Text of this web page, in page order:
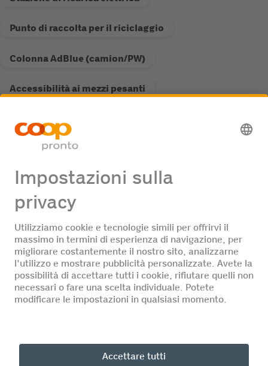
Punto di raccolta per il riciclaggio
Colonna AdBlue (camion/PW)
Accessibilità ai mezzi pesanti
Offerte di lavoro
Nessuna offerta di lavoro
© Coop Pronto